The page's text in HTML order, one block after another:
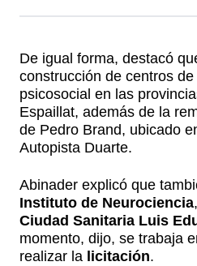
De igual forma, destacó
construcción de centros
psicosocial en las
Espaillat, además de la
de Pedro Brand, ubicado
Autopista Duarte.
Abinader explicó que
Instituto de Neurociencia
Ciudad Sanitaria Luis
momento, dijo, se trabaja
realizar la licitación.